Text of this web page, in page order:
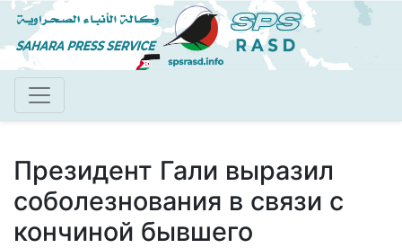
Перейти
к
основному
Президент Гали выразил
соболезнования в связи с
кончиной бывшего